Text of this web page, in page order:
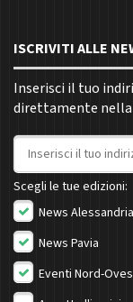
ISCRIVITI ALLE
Inserisci il tuo
direttamente
Indirizzo email
Scegli le tue edizioni:
News Alessandria
News Pavia
Eventi Nord-